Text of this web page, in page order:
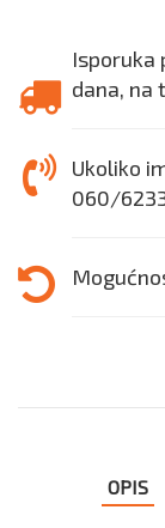
Isporuka
dana, na
Ukoliko
060/
OPIS